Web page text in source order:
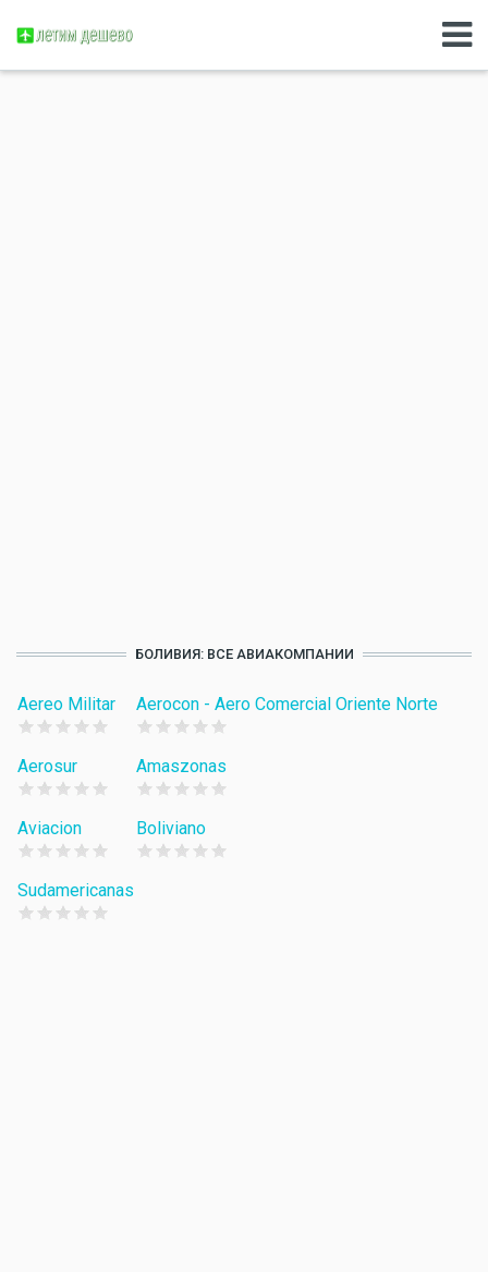
БОЛИВИЯ: ВСЕ АВИАКОМПАНИИ
Aereo Militar Aerocon - Aero Comercial Oriente Norte
Aerosur Amaszonas
Aviacion Boliviano
Sudamericanas